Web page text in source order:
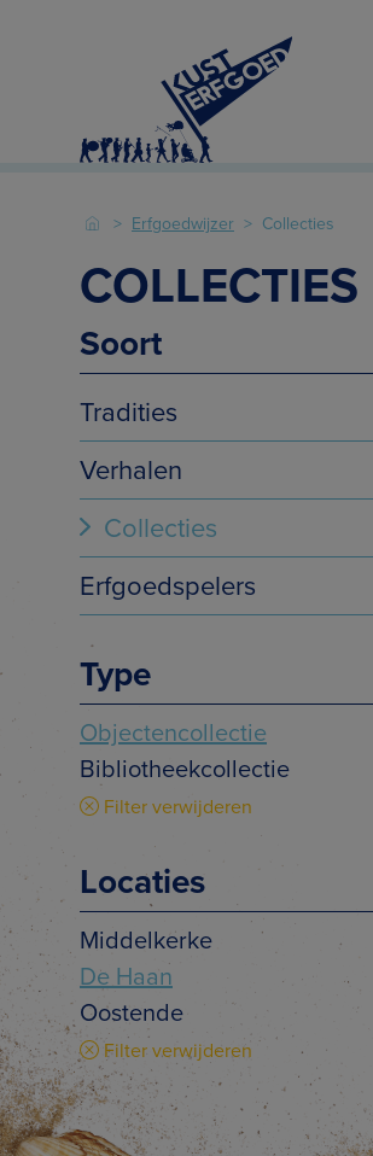
Erfgoedwijzer Collecties
COLLECTIES
Soort
Tradities
Verhalen
Collecties
Erfgoedspelers
Type
Objectencollectie
Bibliotheekcollectie
Filter verwijderen
Locaties
Middelkerke
De Haan
Oostende
Filter verwijderen